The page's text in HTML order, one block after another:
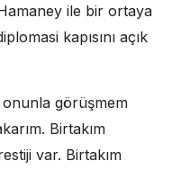
ile bir ortaya
kapısını açık
onunla görüşmem
Birtakım
var. Birtakım